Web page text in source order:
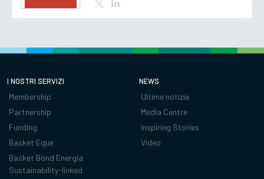
I NOSTRI SERVIZI
Membership
Partnership
Funding
Basket Eque
Basket Bond Energia
Sustainability-linked
NEWS
Ultime notizie
Media Centre
Inspiring Stories
Video